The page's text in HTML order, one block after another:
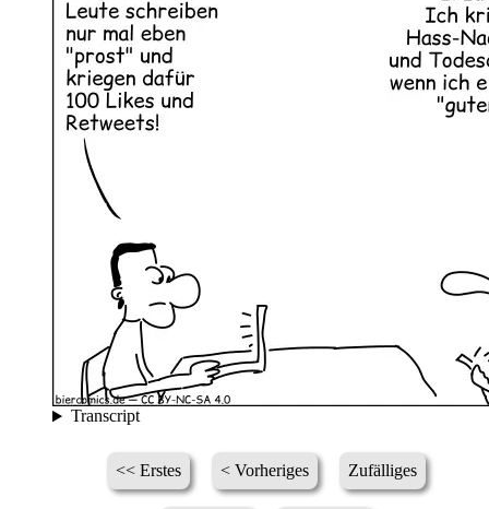
Transcript
<< Erstes < Vorheriges Zufälliges